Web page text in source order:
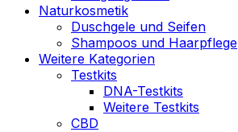
Naturkosmetik
Duschgele und Seifen
Shampoos und Haarpflege
Weitere Kategorien
Testkits
DNA-Testkits
Weitere Testkits
CBD